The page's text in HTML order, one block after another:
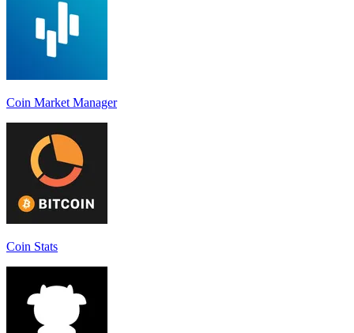
Coin Market Manager
Coin Stats